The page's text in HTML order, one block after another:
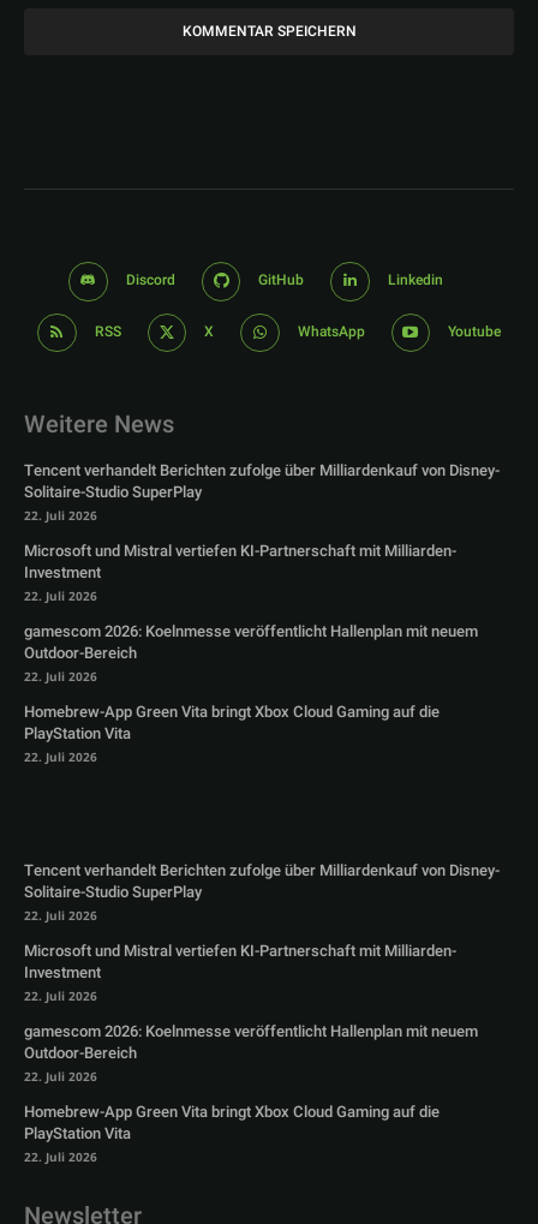
Discord GitHub Linkedin
RSS X WhatsApp Youtube
Weitere News
Tencent verhandelt Berichten zufolge über Milliardenkauf von Disney-
Solitaire-Studio SuperPlay
22. Juli 2026
Microsoft und Mistral vertiefen KI-Partnerschaft mit Milliarden-
Investment
22. Juli 2026
gamescom 2026: Koelnmesse veröffentlicht Hallenplan mit neuem
Outdoor-Bereich
22. Juli 2026
Homebrew-App Green Vita bringt Xbox Cloud Gaming auf die
PlayStation Vita
22. Juli 2026
Tencent verhandelt Berichten zufolge über Milliardenkauf von Disney-
Solitaire-Studio SuperPlay
22. Juli 2026
Microsoft und Mistral vertiefen KI-Partnerschaft mit Milliarden-
Investment
22. Juli 2026
gamescom 2026: Koelnmesse veröffentlicht Hallenplan mit neuem
Outdoor-Bereich
22. Juli 2026
Homebrew-App Green Vita bringt Xbox Cloud Gaming auf die
PlayStation Vita
22. Juli 2026
Newsletter